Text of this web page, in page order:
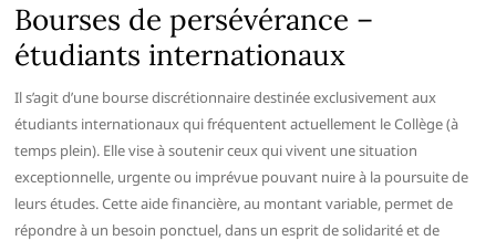
Bourses de persévérance –
étudiants internationaux
Il s’agit d’une bourse discrétionnaire destinée exclusivement aux
étudiants internationaux qui fréquentent actuellement le Collège (à
temps plein). Elle vise à soutenir ceux qui vivent une situation
exceptionnelle, urgente ou imprévue pouvant nuire à la poursuite de
leurs études. Cette aide financière, au montant variable, permet de
répondre à un besoin ponctuel, dans un esprit de solidarité et de